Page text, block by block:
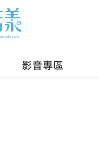
影音專區